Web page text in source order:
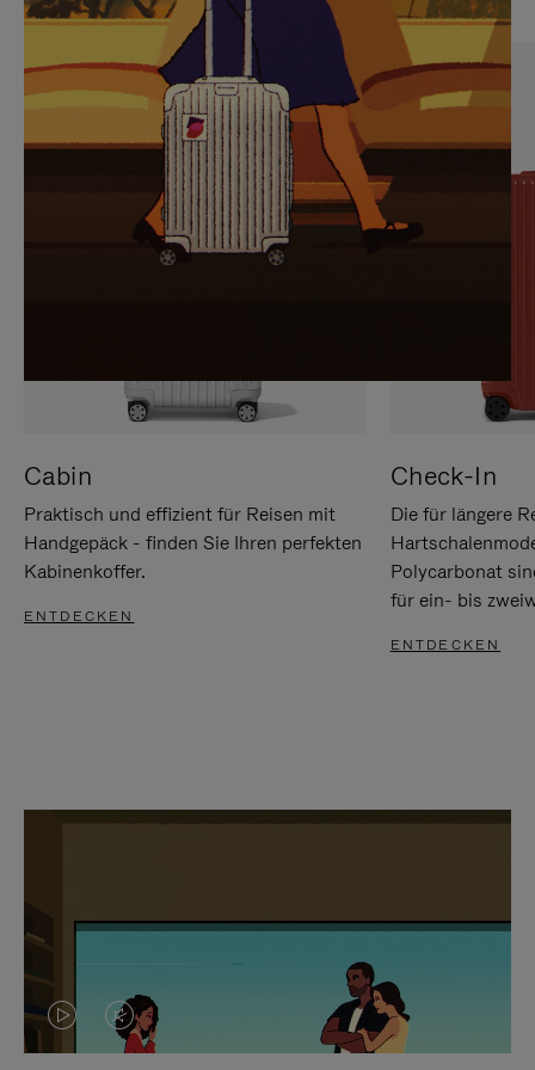
SIE,
UM
ANZUHALTEN
AUFHEBEN
DER
STUMMSCHALTUNG
Cabin
Praktisch und effizient für Reisen mit
Handgepäck - finden Sie Ihren perfekten
Kabinenkoffer.
ENTDECKEN
Check-In
Die für längere
Polycarbonat
für ein- bis
ENTDECKEN
DASVIDEO